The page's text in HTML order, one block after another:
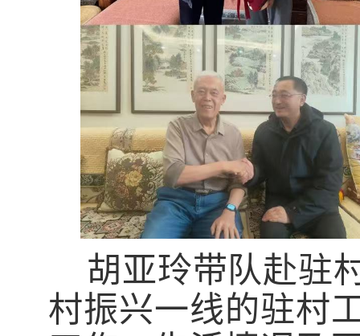
胡亚玲带队赴驻
村振兴一线的驻村